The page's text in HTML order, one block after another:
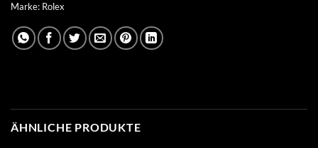
Marke: Rolex
ÄHNLICHE PRODUKTE